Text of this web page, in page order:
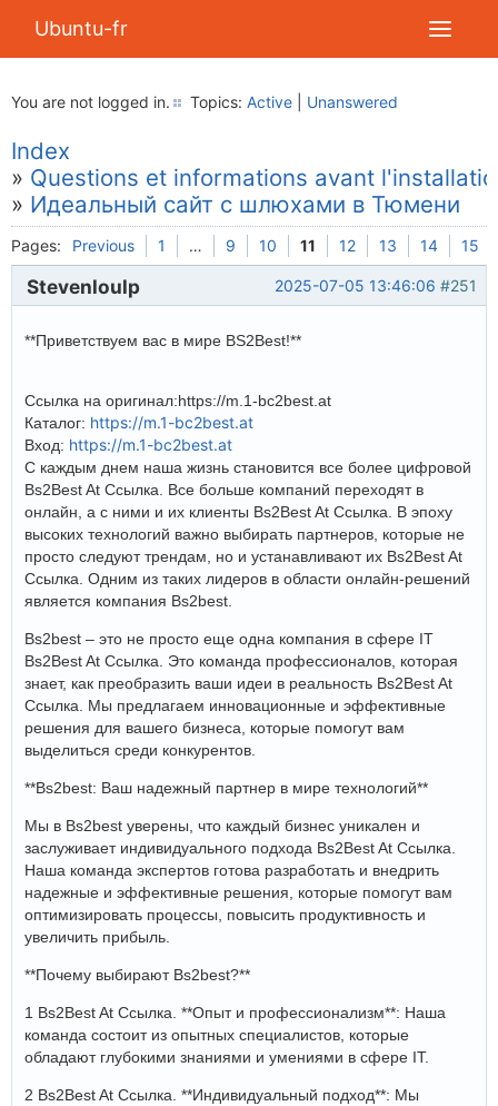
Ubuntu-fr
You are not logged in. Topics: Active Unanswered
Index
» Questions et informations avant
» Идеальный сайт с шлюхами в Тюмени
Pages: Previous 1 … 9 10 11 12 13 14 15
#251
2025-07-05 13:46:06
Stevenloulp
**Приветствуем вас в мире BS2Best!**
Ссылка на оригинал:https://m.1-bc2best.at
Каталог: https://m.1-bc2best.at
Вход: https://m.1-bc2best.at
С каждым днем наша жизнь становится все более цифровой
Bs2Best At Ссылка. Все больше компаний переходят в
онлайн, а с ними и их клиенты Bs2Best At Ссылка. В эпоху
высоких технологий важно выбирать партнеров, которые не
просто следуют трендам, но и устанавливают их Bs2Best At
Ссылка. Одним из таких лидеров в области онлайн-решений
является компания Bs2best.
Bs2best – это не просто еще одна компания в сфере IT
Bs2Best At Ссылка. Это команда профессионалов, которая
знает, как преобразить ваши идеи в реальность Bs2Best At
Ссылка. Мы предлагаем инновационные и эффективные
решения для вашего бизнеса, которые помогут вам
выделиться среди конкурентов.
**Bs2best: Ваш надежный партнер в мире технологий**
Мы в Bs2best уверены, что каждый бизнес уникален и
заслуживает индивидуального подхода Bs2Best At Ссылка.
Наша команда экспертов готова разработать и внедрить
надежные и эффективные решения, которые помогут вам
оптимизировать процессы, повысить продуктивность и
увеличить прибыль.
**Почему выбирают Bs2best?**
1 Bs2Best At Ссылка. **Опыт и профессионализм**: Наша
команда состоит из опытных специалистов, которые
обладают глубокими знаниями и умениями в сфере IT.
2 Bs2Best At Ссылка. **Индивидуальный подход**: Мы